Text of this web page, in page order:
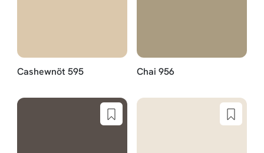
Cashewnöt 595 Chai 956